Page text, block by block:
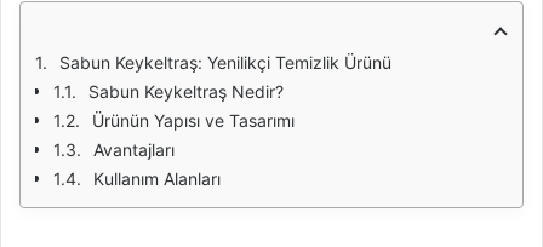
Sabun Keykeltraş: Yenilikçi Temizlik Ürünü
Sabun Keykeltraş Nedir?
Ürünün Yapısı ve Tasarımı
Avantajları
Kullanım Alanları